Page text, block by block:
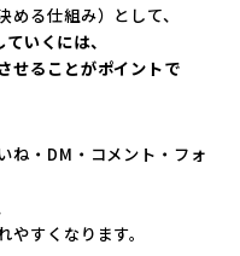
る仕組み）として、
いくには、
せることがポイントで
ね・DM・コメント・フォ
すくなります。